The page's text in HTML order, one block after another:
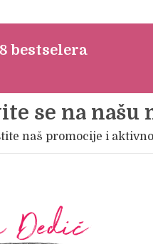
bestselera
se na našu
naš promocije i